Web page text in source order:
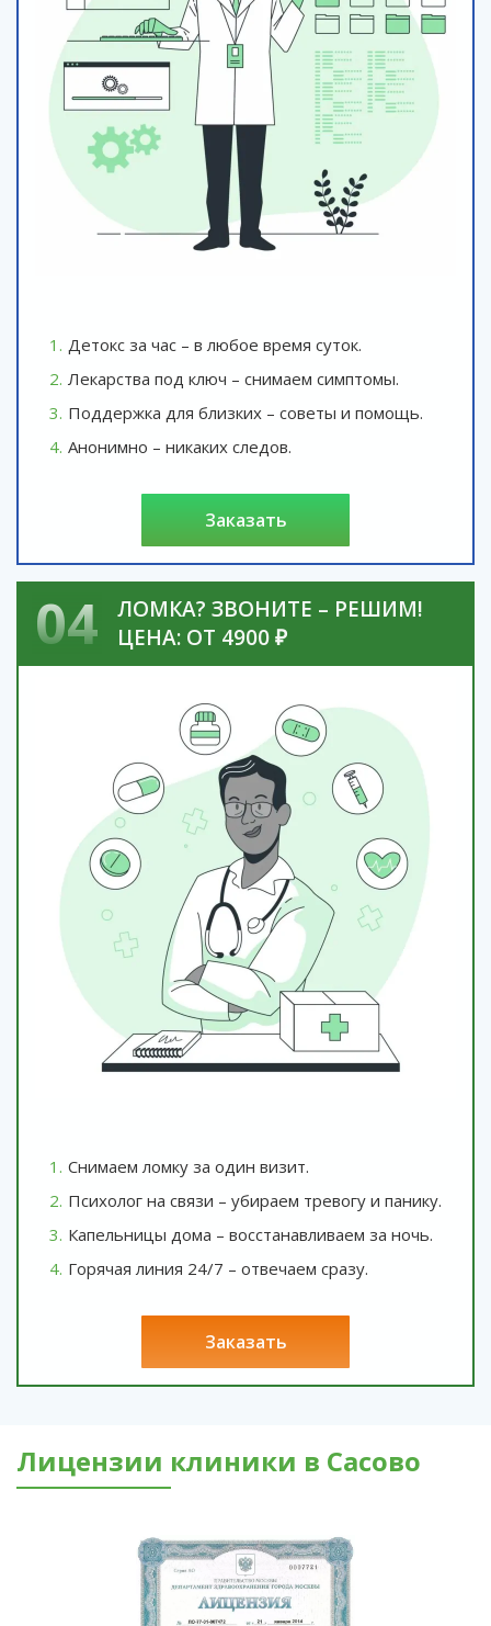
Детокс за час – в любое время суток.
Лекарства под ключ – снимаем симптомы.
Поддержка для близких – советы и помощь.
Анонимно – никаких следов.
заказать
04
ЛОМКА? ЗВОНИТЕ – РЕШИМ!
ЦЕНА: ОТ 4900 ₽
Снимаем ломку за один визит.
Психолог на связи – убираем тревогу и панику.
Капельницы дома – восстанавливаем за ночь.
Горячая линия 24/7 – отвечаем сразу.
заказать
Лицензии клиники в Сасово